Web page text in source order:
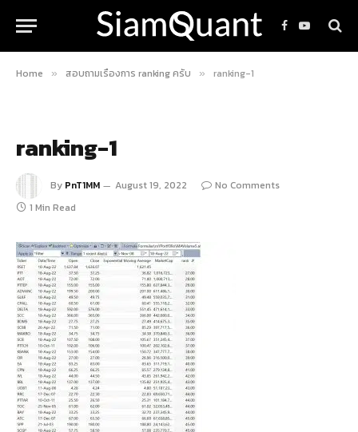
Facebook
YouTube
Home » สอบถามเรื่องการ ranking ครับ » ranking-1
ranking-1
By PnT1MM August 19, 2022
No Comments
1 Min Read